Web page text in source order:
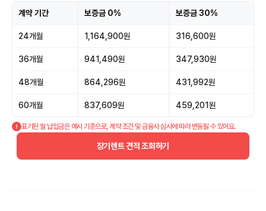
계약 기간 보증금 0% 보증금 30%
24개월 1,164,900원 316,600원
36개월 941,490원 347,930원
48개월 864,296원 431,992원
60개월 837,609원 459,201원
표기된 월 납입금은 예시 기준으로, 계약 조건 및 금융사 심사에 따라 변동될 수 있어요.
장기렌트 견적 조회하기